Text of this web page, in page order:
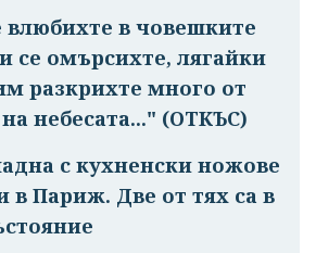
влюбихте в чо­вешките
се омърсихте, лягайки
раз­крихте много от
небесата..." (ОТКЪС)
с кухненски ножове
в Париж. Две от тях са в